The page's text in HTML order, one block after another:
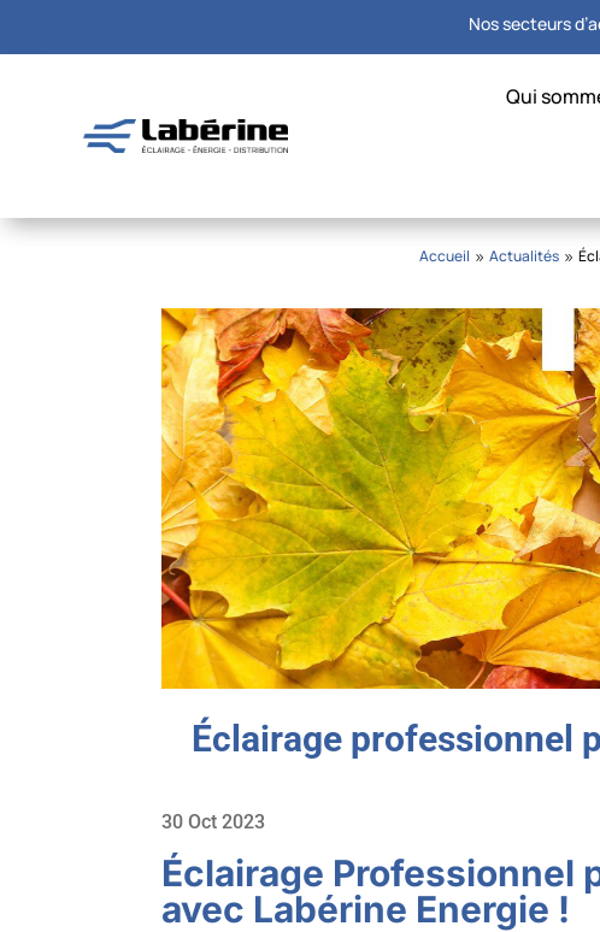
Nos secteurs
Qui
Accueil 9 Actualités 9
Éclairage professionnel
30 Oct 2023
Éclairage Professionnel
avec Labérine Energie !